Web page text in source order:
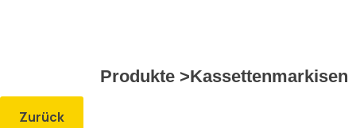
Produkte >Kassettenmarkisen
Zurück